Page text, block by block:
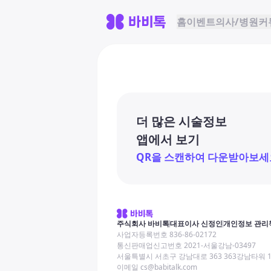
홈이벤트의사/병원커
더 많은 시술정보
앱에서 보기
QR을 스캔하여 다운받아보세
주식회사 바비톡대표이사 신정인개인정보 관리
사업자등록번호 836-86-02172
통신판매업신고번호 2021-서울강남-03497
서울특별시 서초구 강남대로 363 363강남타워
이메일 cs@babitalk.com